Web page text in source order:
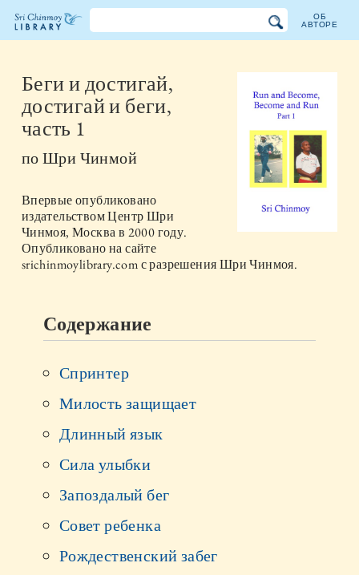
Библиотека
Шри
Чинмоя
ОБ
АВТОРЕ
Беги и достигай,
достигай и беги,
часть 1
поШри Чинмой
Впервые опубликовано
издательствомЦентр Шри
Чинмоя, Москвав 2000году.
Опубликовано на сайте
srichinmoylibrary.com с разрешения Шри Чинмоя.
Содержание
Спринтер
Милость защищает
Длинный язык
Сила улыбки
Запоздалый бег
Совет ребенка
Рождественский забег